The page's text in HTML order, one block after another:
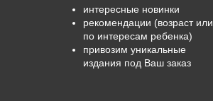
интересные новинки
рекомендации (возраст или
по интересам ребенка)
привозим уникальные
издания под Ваш заказ